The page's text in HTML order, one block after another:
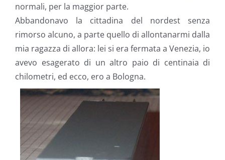
normali, per la maggior parte.
Abbandonavo la cittadina del nordest senza
rimorso alcuno, a parte quello di allontanarmi dalla
mia ragazza di allora: lei si era fermata a Venezia, io
avevo esagerato di un altro paio di centinaia di
chilometri, ed ecco, ero a Bologna.